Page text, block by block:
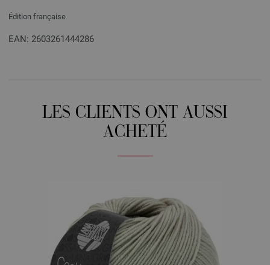
Édition française
EAN: 2603261444286
LES CLIENTS ONT AUSSI
ACHETÉ